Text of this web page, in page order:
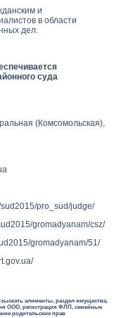
и
в области
дел.
суда
(Комсомольская),
pro_sud/judge/
gromadyanam/csz/
gromadyanam/51/
алименты, раздел имущества,
ООО, регистрация ФЛП, семейные
родительских прав